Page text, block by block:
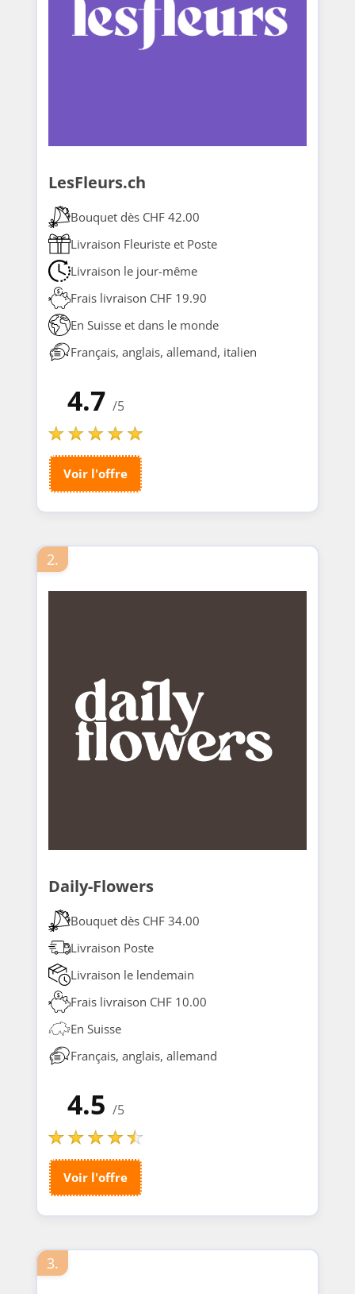
LesFleurs.ch
Bouquet dès CHF 42.00
Livraison Fleuriste et Poste
Livraison le jour-même
Frais livraison CHF 19.90
En Suisse et dans le monde
Français, anglais, allemand, italien
4.7 /5
Voir l'offre
2.
Daily-Flowers
Bouquet dès CHF 34.00
Livraison Poste
Livraison le lendemain
Frais livraison CHF 10.00
En Suisse
Français, anglais, allemand
4.5 /5
Voir l'offre
3.